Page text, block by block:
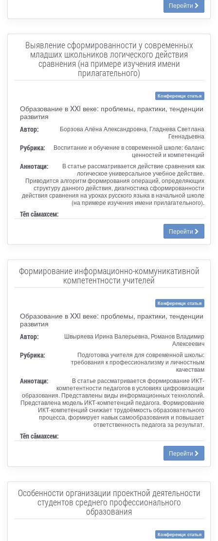
Перейти
Выявление сформированности у современных
младших школьников логического действия
сравнения (на примере изучения имени
прилагательного)
Конференци статья
Образование в XXI веке: проблемы, практики, тенденции
развития
Автор:
Борзова Алёна Александровна, Гладнева Светлана
Геннадьевна
Рубрика:
Воспитание и обучение в современной школе: баланс
ценностей и компетенций
Аннотаци:
В статье рассматривается действие сравнения как
логическое универсальное учебное действие.
Приводится алгоритм формирования операций, определяющих
структуру данного действия, диагностика сформированности
действия сравнения на уроках русского языка в начальной школе
(на примере изучения имени прилагательного).
Тӗп сӑмахсем:
Перейти
Формирование информационно-коммуникативной
компетентности учителей
Конференци статья
Образование в XXI веке: проблемы, практики, тенденции
развития
Автор:
Швыряева Ирина Валерьевна, Романов Владимир
Алексеевич
Рубрика:
Подготовка учителя для современной школы:
требования к профессионализму и личностным
качествам
Аннотаци:
В статье рассматривается формирование ИКТ-
компетентности педагогов в условиях цифровизации
образования. Представлены виды информационных технологий.
Представлена модель ИКТ-компетенций педагога. Формирование
ИКТ-компетенций снижает трудоёмкость образовательного
процесса, формирует навык самообразования и повышает
ответственность педагога за результат.
Тӗп сӑмахсем:
Перейти
Особенности организации проектной деятельности
студентов среднего профессионального
образования
Конференци статья